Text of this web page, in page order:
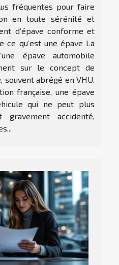
fréquentes pour faire
en toute sérénité et
d’épave conforme et
ce qu’est une épave La
épave automobile
sur le concept de
souvent abrégé en VHU.
française, une épave
qui ne peut plus
accidenté,